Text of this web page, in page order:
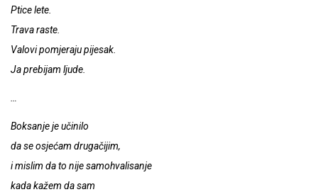
Ptice lete.
Trava raste.
Valovi pomjeraju pijesak.
Ja prebijam ljude.
Boksanje je učinilo
da se osjećam drugačijim,
i mislim da to nije samohvalisanje
kada kažem da sam